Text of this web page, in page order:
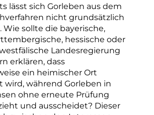
lässt sich Gorleben aus dem
nicht grundsätzlich
Wie sollte die bayerische,
hessische oder
Landesregierung
erklären, dass
ein heimischer Ort
wird, während Gorleben in
ohne erneute Prüfung
und ausscheidet? Dieser